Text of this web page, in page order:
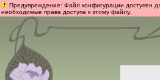
Предупреждение: Файл конфигурации доступен
необходимые права доступа к этому файлу.